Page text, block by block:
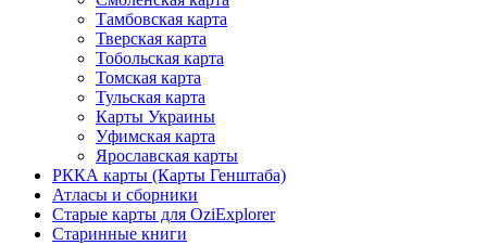
Тамбовская карта
Тверская карта
Тобольская карта
Томская карта
Тульская карта
Карты Украины
Уфимская карта
Ярославская карты
РККА карты (Карты Генштаба)
Атласы и сборники
Старые карты для OziExplorer
Старинные книги